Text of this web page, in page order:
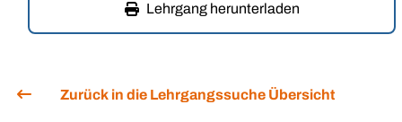
Lehrgang herunterladen
Zurück in die Lehrgangssuche Übersicht